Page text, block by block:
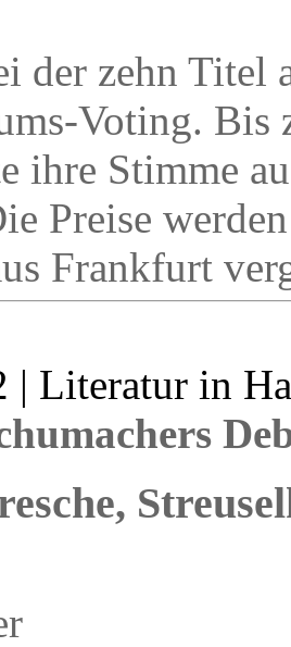
der zehn Titel
Voting. Bis
ihre Stimme
Preise
Frankfurt
| Literatur in